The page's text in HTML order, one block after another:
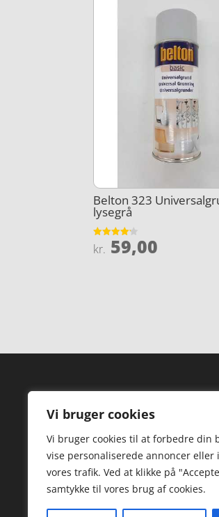
Vi bruger cookies
Vi bruger cookies til at forbedre din
vise personaliserede annoncer eller
vores trafik. Ved at klikke på
samtykke til vores brug af cookies.
Belton 323
lysegrå
Vurderet
4.1
kr. 59,00
Forside